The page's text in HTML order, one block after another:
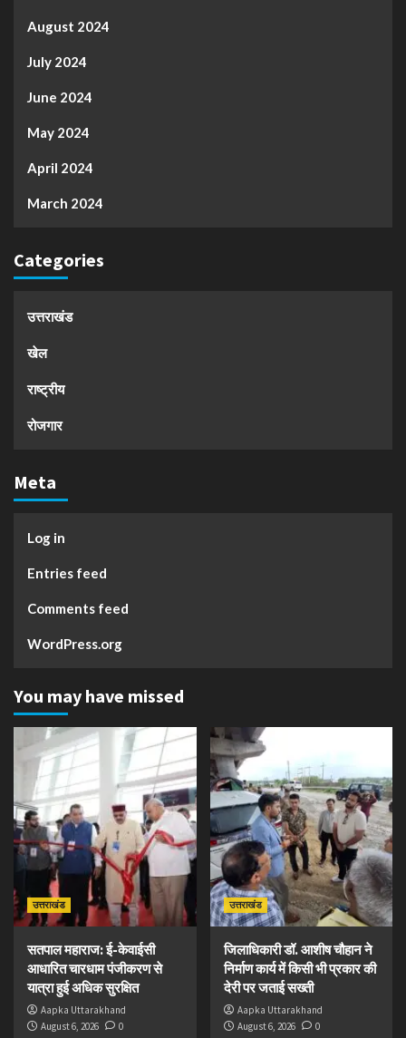
August 2024
July 2024
June 2024
May 2024
April 2024
March 2024
Categories
उत्तराखंड
खेल
राष्ट्रीय
रोजगार
Meta
Log in
Entries feed
Comments feed
WordPress.org
You may have missed
उत्तराखंड
सतपाल महाराज: ई-केवाईसी
आधारित चारधाम पंजीकरण से
यात्रा हुई अधिक सुरक्षित
Aapka Uttarakhand
August 6, 2026
0
उत्तराखंड
जिलाधिकारी डॉ. आशीष चौहान ने
निर्माण कार्य में किसी भी प्रकार की
देरी पर जताई सख्ती
Aapka Uttarakhand
August 6, 2026
0